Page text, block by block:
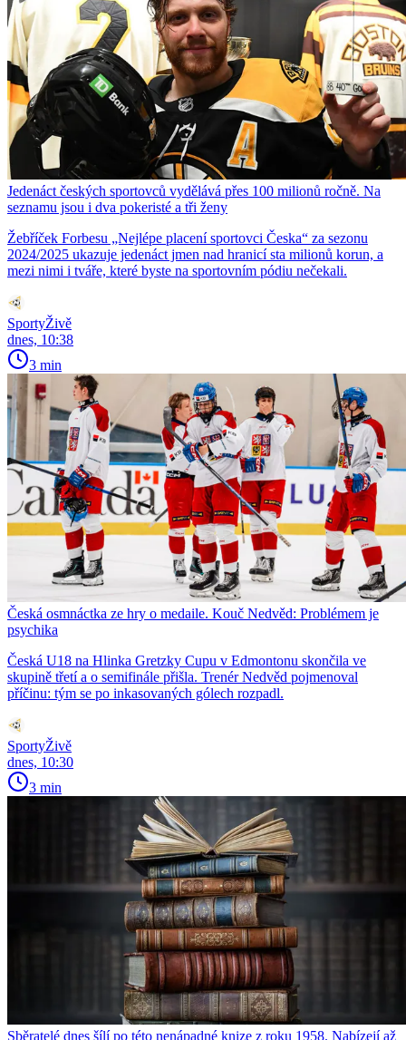
Jedenáct českých sportovců vydělává přes 100 milionů ročně. Na
seznamu jsou i dva pokeristé a tři ženy
Žebříček Forbesu „Nejlépe placení sportovci Česka“ za sezonu
2024/2025 ukazuje jedenáct jmen nad hranicí sta milionů korun, a
mezi nimi i tváře, které byste na sportovním pódiu nečekali.
SportyŽivě
dnes, 10:38
3 min
Česká osmnáctka ze hry o medaile. Kouč Nedvěd: Problémem je
psychika
Česká U18 na Hlinka Gretzky Cupu v Edmontonu skončila ve
skupině třetí a o semifinále přišla. Trenér Nedvěd pojmenoval
příčinu: tým se po inkasovaných gólech rozpadl.
SportyŽivě
dnes, 10:30
3 min
Sběratelé dnes šílí po této nenápadné knize z roku 1958. Nabízejí až